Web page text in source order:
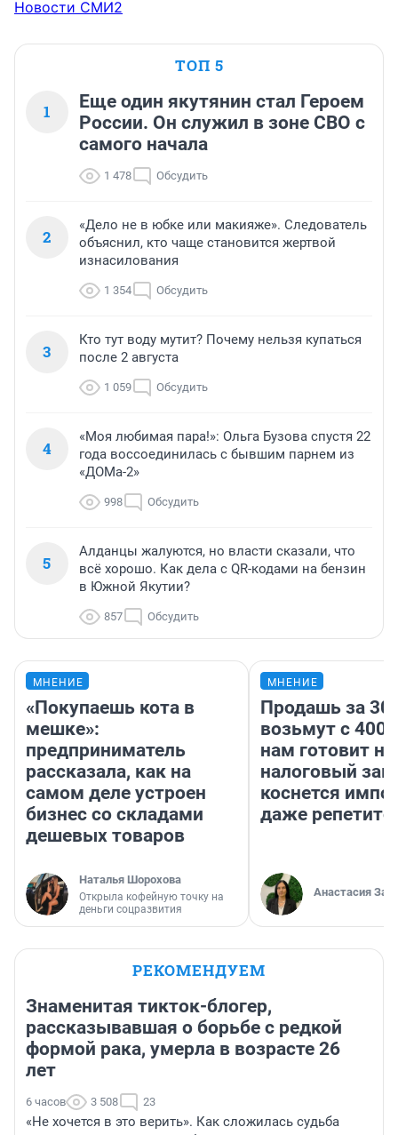
Новости СМИ2
ТОП 5
1
Еще один якутянин стал Героем
России. Он служил в зоне СВО с
самого начала
1 478 Обсудить
2
«Дело не в юбке или макияже». Следователь
объяснил, кто чаще становится жертвой
изнасилования
1 354 Обсудить
3
Кто тут воду мутит? Почему нельзя купаться
после 2 августа
1 059 Обсудить
4
«Моя любимая пара!»: Ольга Бузова спустя 22
года воссоединилась с бывшим парнем из
«ДОМа-2»
998 Обсудить
5
Алданцы жалуются, но власти сказали, что
всё хорошо. Как дела с QR-кодами на бензин
в Южной Якутии?
857 Обсудить
МНЕНИЕ
«Покупаешь кота в
мешке»:
предприниматель
рассказала, как на
самом деле устроен
бизнес со складами
дешевых товаров
Наталья Шорохова
Открыла кофейную точку на
деньги соцразвития
МНЕНИЕ
Продашь за
возьмут с
нам готовит
налоговый
коснется
даже
Анастасия
РЕКОМЕНДУЕМ
Знаменитая тикток-блогер,
рассказывавшая о борьбе с редкой
формой рака, умерла в возрасте 26
лет
6 часов 3 508 23
«Не хочется в это верить». Как сложилась судьба